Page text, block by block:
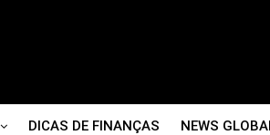
DICAS DE FINANÇAS NEWS